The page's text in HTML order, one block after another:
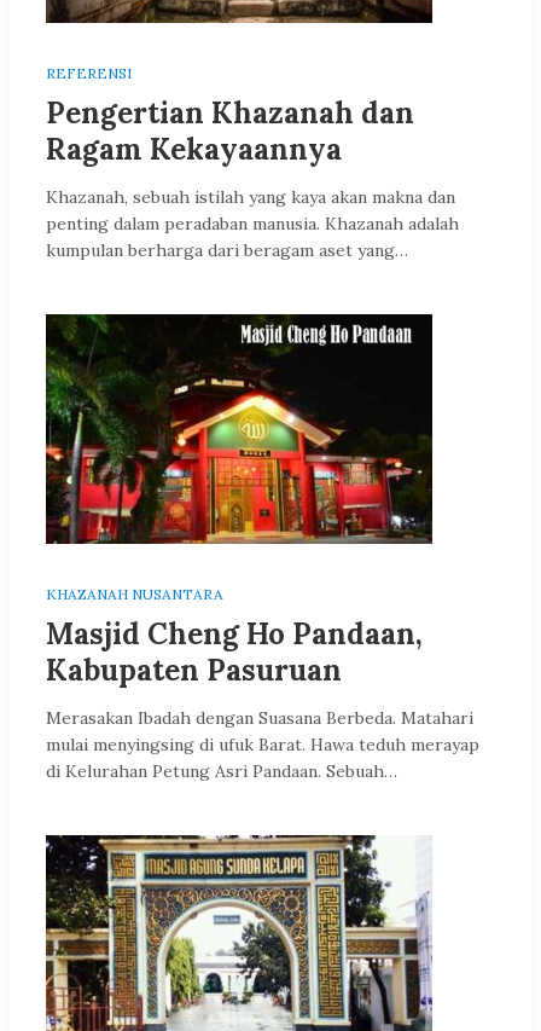
REFERENSI
Pengertian Khazanah dan
Ragam Kekayaannya
Khazanah, sebuah istilah yang kaya akan makna dan
penting dalam peradaban manusia. Khazanah adalah
kumpulan berharga dari beragam aset yang…
KHAZANAH NUSANTARA
Masjid Cheng Ho Pandaan,
Kabupaten Pasuruan
Merasakan Ibadah dengan Suasana Berbeda. Matahari
mulai menyingsing di ufuk Barat. Hawa teduh merayap
di Kelurahan Petung Asri Pandaan. Sebuah…